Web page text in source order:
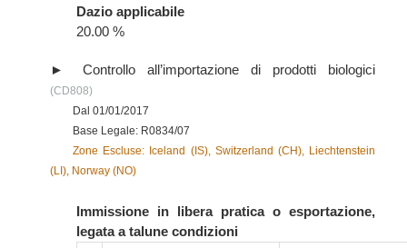
Dazio applicabile
20.00 %
Controllo all’importazione di prodotti biologici
(CD808)
Dal 01/01/2017
Base Legale: R0834/07
Zone Escluse: Iceland (IS), Switzerland (CH), Liechtenstein
(LI), Norway (NO)
Immissione in libera pratica o esportazione,
legata a talune condizioni